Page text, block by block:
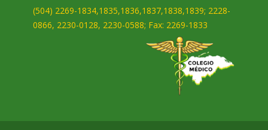
(504) 2269-1834,1835,1836,1837,1838,1839; 2228-
0866, 2230-0128, 2230-0588; Fax: 2269-1833